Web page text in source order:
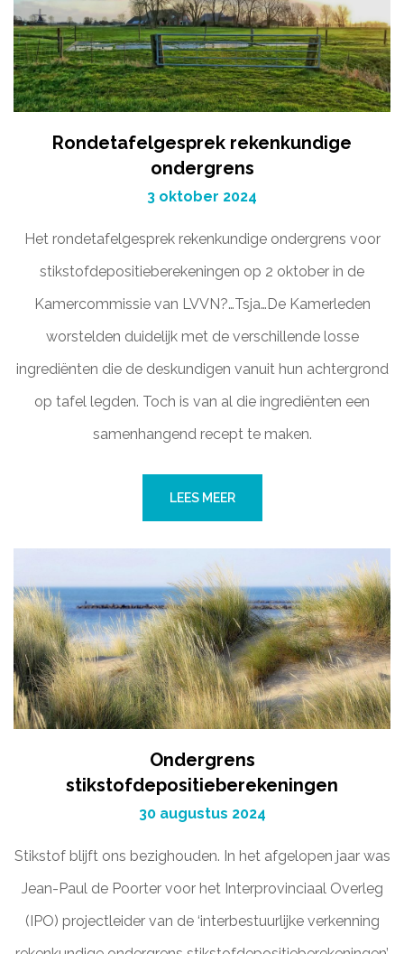
Rondetafelgesprek rekenkundige
ondergrens
3 oktober 2024
Het rondetafelgesprek rekenkundige ondergrens voor
stikstofdepositieberekeningen op 2 oktober in de
Kamercommissie van LVVN?…Tsja…De Kamerleden
worstelden duidelijk met de verschillende losse
ingrediënten die de deskundigen vanuit hun achtergrond
op tafel legden. Toch is van al die ingrediënten een
samenhangend recept te maken.
LEES MEER
Ondergrens
stikstofdepositieberekeningen
30 augustus 2024
Stikstof blijft ons bezighouden. In het afgelopen jaar was
Jean-Paul de Poorter voor het Interprovinciaal Overleg
(IPO) projectleider van de ‘interbestuurlijke verkenning